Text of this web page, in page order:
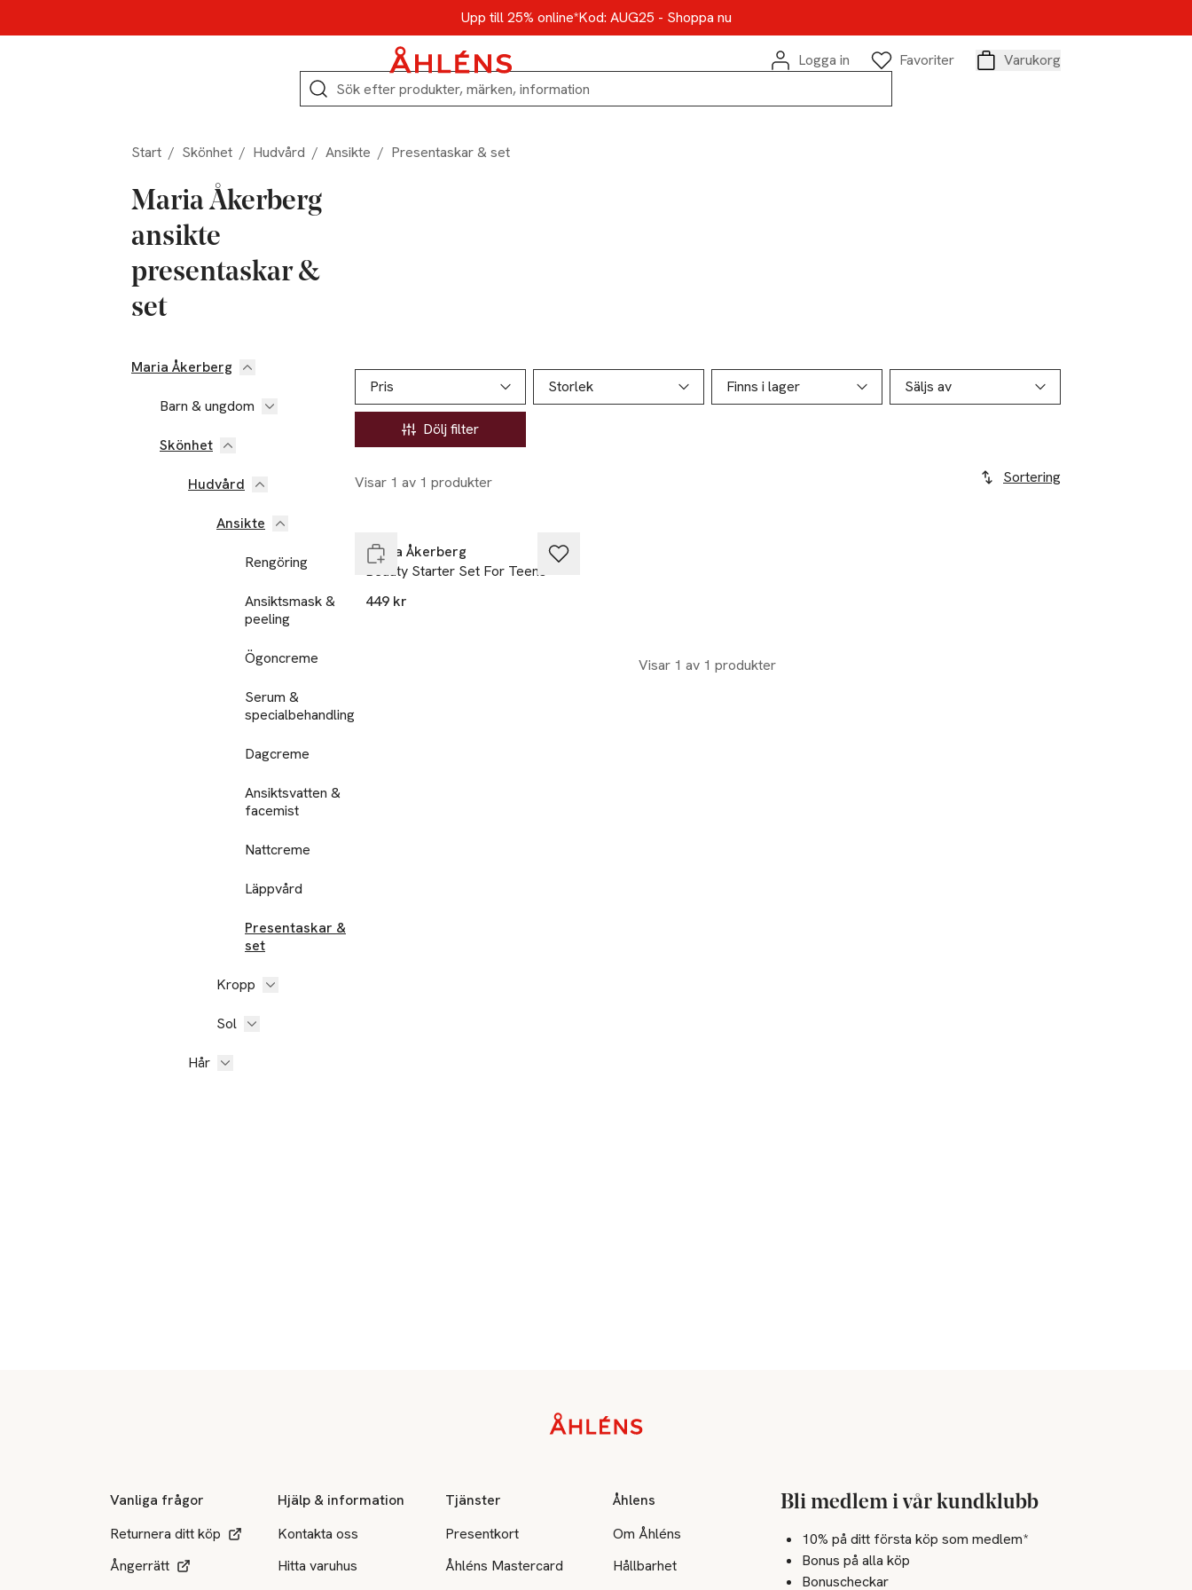
Upp till 25% online*Kod: AUG25 - Shoppa nu
Logga in
Favoriter
Varukorg
Sök
Start / Skönhet / Hudvård / Ansikte / Presentaskar & set
Maria Åkerberg
ansikte
presentaskar &
set
Hoppa till produktsidan
Maria Åkerberg
Barn & ungdom
Skönhet
Hudvård
Ansikte
Rengöring
Ansiktsmask &
peeling
Ögoncreme
Serum &
specialbehandling
Dagcreme
Ansiktsvatten &
facemist
Nattcreme
Läppvård
Presentaskar &
set
Kropp
Sol
Hår
Hoppa till produktsidan
Pris
Storlek Finns i lager Säljs av
Dölj filter
Visar 1 av 1 produkter Sortering
Lista över produkter
Maria Åkerberg
Beauty Starter Set For Teens
449 kr
Visar 1 av 1 produkter
Vanliga frågor
Returnera ditt köp
Ångerrätt
Hjälp & information
Kontakta oss
Hitta varuhus
Tjänster
Presentkort
Åhléns Mastercard
Åhlens
Om Åhléns
Hållbarhet
Bli medlem i vår kundklubb
10% på ditt första köp som medlem*
Bonus på alla köp
Bonuscheckar